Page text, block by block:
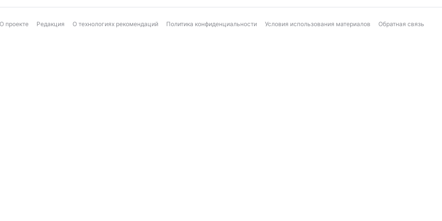
О проекте Редакция О технологиях рекомендаций Политика конфиденциальности Условия использования материалов Обратная связь